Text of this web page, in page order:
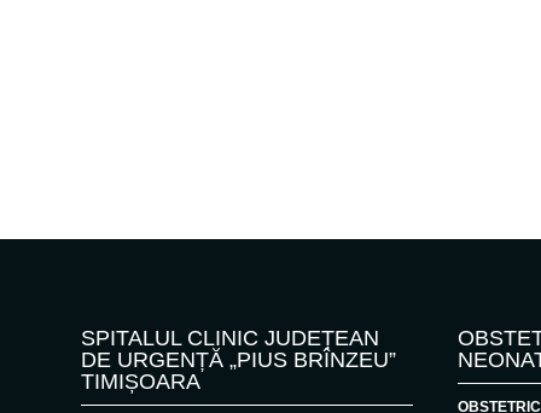
SPITALUL CLINIC JUDEȚEAN
DE URGENȚĂ „PIUS BRÎNZEU”
TIMIȘOARA